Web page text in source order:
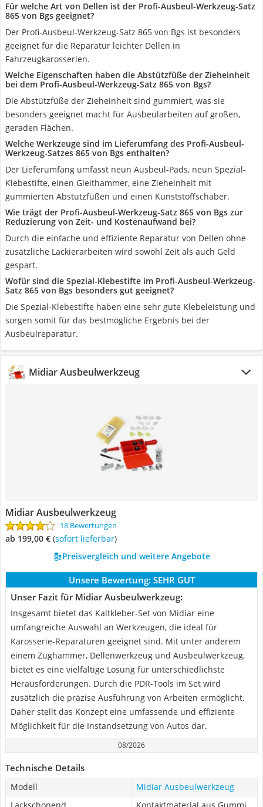
Für welche Art von Dellen ist der Profi-Ausbeul-Werkzeug-Satz
865 von Bgs geeignet?
Der Profi-Ausbeul-Werkzeug-Satz 865 von Bgs ist besonders
geeignet für die Reparatur leichter Dellen in
Fahrzeugkarosserien.
Welche Eigenschaften haben die Abstützfüße der Zieheinheit
bei dem Profi-Ausbeul-Werkzeug-Satz 865 von Bgs?
Die Abstützfüße der Zieheinheit sind gummiert, was sie
besonders geeignet macht für Ausbeularbeiten auf großen,
geraden Flächen.
Welche Werkzeuge sind im Lieferumfang des Profi-Ausbeul-
Werkzeug-Satzes 865 von Bgs enthalten?
Der Lieferumfang umfasst neun Ausbeul-Pads, neun Spezial-
Klebestifte, einen Gleithammer, eine Zieheinheit mit
gummierten Abstützfüßen und einen Kunststoffschaber.
Wie trägt der Profi-Ausbeul-Werkzeug-Satz 865 von Bgs zur
Reduzierung von Zeit- und Kostenaufwand bei?
Durch die einfache und effiziente Reparatur von Dellen ohne
zusätzliche Lackierarbeiten wird sowohl Zeit als auch Geld
gespart.
Wofür sind die Spezial-Klebestifte im Profi-Ausbeul-Werkzeug-
Satz 865 von Bgs besonders gut geeignet?
Die Spezial-Klebestifte haben eine sehr gute Klebeleistung und
sorgen somit für das bestmögliche Ergebnis bei der
Ausbeulreparatur.
Midiar Ausbeulwerkzeug
Midiar Ausbeulwerkzeug
18 Bewertungen
ab 199,00 € ( Sofort lieferbar)
Preisvergleich und weitere Angebote
Unsere Bewertung: SEHR GUT
Unser Fazit für Midiar Ausbeulwerkzeug:
Insgesamt bietet das Kaltkleber-Set von Midiar eine
umfangreiche Auswahl an Werkzeugen, die ideal für
Karosserie-Reparaturen geeignet sind. Mit unter anderem
einem Zughammer, Dellenwerkzeug und Ausbeulwerkzeug,
bietet es eine vielfältige Lösung für unterschiedlichste
Herausforderungen. Durch die PDR-Tools im Set wird
zusätzlich die präzise Ausführung von Arbeiten ermöglicht.
Daher stellt das Konzept eine umfassende und effiziente
Möglichkeit für die Instandsetzung von Autos dar.
08/2026
Technische Details
Modell
Midiar Ausbeulwerkzeug